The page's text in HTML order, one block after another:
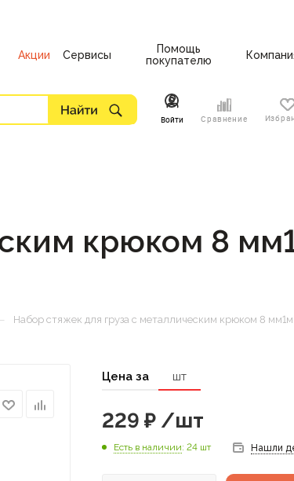
Акции Сервисы
Помощь
покупателю
Войти Сравнение
крюком 8
Набор стяжек для груза с металлическим крюком 8
Цена за шт
229 ₽/шт
Есть в наличии: 24 шт Нашли